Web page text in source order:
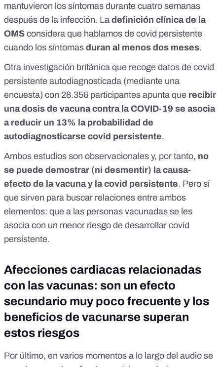
mantuvieron los síntomas durante cuatro semanas
después de la infección. La definición clínica de la
OMS considera que hablamos de covid persistente
cuando los síntomas duran al menos dos meses.
Otra investigación británica que recoge datos de covid
persistente autodiagnosticada (mediante una
encuesta) con 28.356 participantes apunta que recibir
una dosis de vacuna contra la COVID-19 se asocia
a reducir un 13% la probabilidad de
autodiagnosticarse covid persistente.
Ambos estudios son observacionales y, por tanto, no
se puede demostrar (ni desmentir) la causa-
efecto de la vacuna y la covid persistente. Pero sí
que sirven para buscar relaciones entre ambos
elementos: que a las personas vacunadas se les
asocia con un menor riesgo de desarrollar covid
persistente.
Afecciones cardiacas relacionadas
con las vacunas: son un efecto
secundario muy poco frecuente y los
beneficios de vacunarse superan
estos riesgos
Por último, en varios momentos a lo largo del audio se